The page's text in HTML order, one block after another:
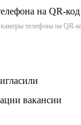
телефона на QR-
вакансии